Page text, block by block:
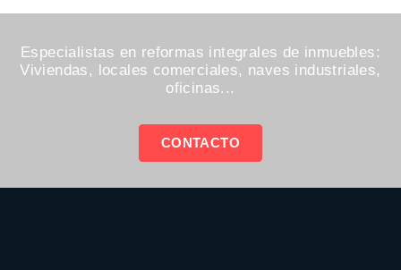
Especialistas en reformas integrales de inmuebles:
Viviendas, locales comerciales, naves industriales,
oficinas...
CONTACTO